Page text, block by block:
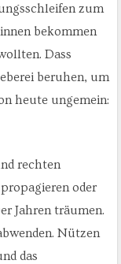
zum
bekommen
Dass
beruhen, um
heute ungemein:
rechten
oder
Jahren träumen.
Nützen
das